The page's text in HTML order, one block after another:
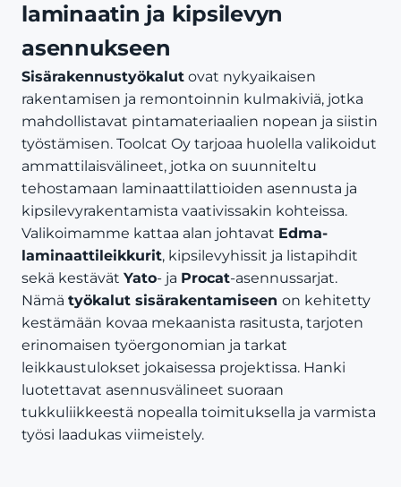
laminaatin ja kipsilevyn
asennukseen
Sisärakennustyökalut ovat nykyaikaisen
rakentamisen ja remontoinnin kulmakiviä, jotka
mahdollistavat pintamateriaalien nopean ja siistin
työstämisen. Toolcat Oy tarjoaa huolella valikoidut
ammattilaisvälineet, jotka on suunniteltu
tehostamaan laminaattilattioiden asennusta ja
kipsilevyrakentamista vaativissakin kohteissa.
Valikoimamme kattaa alan johtavat Edma-
laminaattileikkurit, kipsilevyhissit ja listapihdit
sekä kestävät Yato- ja Procat-asennussarjat.
Nämä työkalut sisärakentamiseen on kehitetty
kestämään kovaa mekaanista rasitusta, tarjoten
erinomaisen työergonomian ja tarkat
leikkaustulokset jokaisessa projektissa. Hanki
luotettavat asennusvälineet suoraan
tukkuliikkeestä nopealla toimituksella ja varmista
työsi laadukas viimeistely.